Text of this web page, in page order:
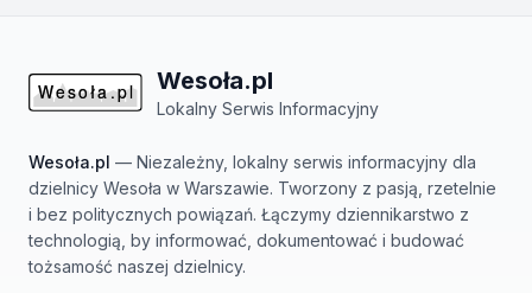
Wesoła.pl
Lokalny Serwis Informacyjny
Wesoła.pl — Niezależny, lokalny serwis informacyjny dla
dzielnicy Wesoła w Warszawie. Tworzony z pasją, rzetelnie
i bez politycznych powiązań. Łączymy dziennikarstwo z
technologią, by informować, dokumentować i budować
tożsamość naszej dzielnicy.